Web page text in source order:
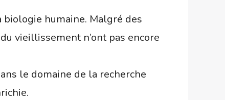
humaine. Malgré des
vieillissement n’ont pas encore
le domaine de la recherche